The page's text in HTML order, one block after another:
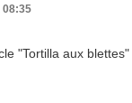
08:35